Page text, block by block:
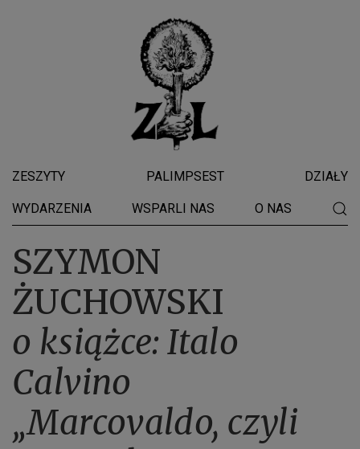
ZESZYTY PALIMPSEST DZIAŁY
WYDARZENIA WSPARLI NAS O NAS
SZYMON
ŻUCHOWSKI
o książce: Italo
Calvino
„Marcovaldo, czyli